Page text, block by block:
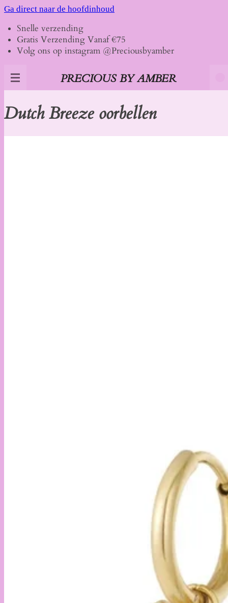
Ga direct naar de hoofdinhoud
PRECIOUS BY AMBER
Snelle verzending
Gratis Verzending Vanaf €75
Volg ons op instagram @Preciousbyamber
Dutch Breeze oorbellen